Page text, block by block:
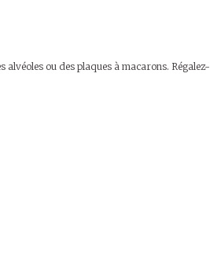
alvéoles ou des plaques à macarons. Régalez-